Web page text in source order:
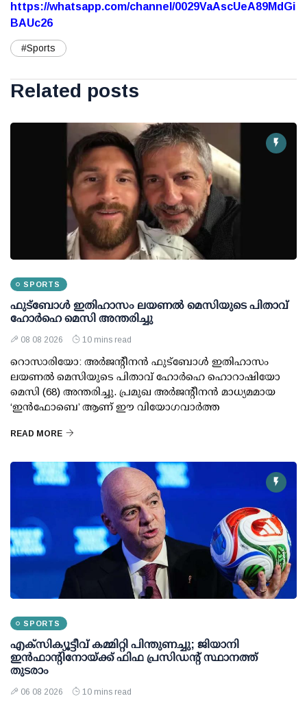
https://whatsapp.com/channel/0029VaAscUeA89MdGi
BAUc26
#Sports
Related posts
SPORTS
ഫുട്ബോൾ ഇതിഹാസം ലയണൽ മെസിയുടെ പിതാവ്
ഹോർഹെ മെസി അന്തരിച്ചു
08 08 2026 10 mins read
റൊസാരിയോ: അർജന്റീനൻ ഫുട്ബോൾ ഇതിഹാസം
ലയണൽ മെസിയുടെ പിതാവ് ഹോർഹെ ഹൊറാഷിയോ
മെസി (68) അന്തരിച്ചു. പ്രമുഖ അർജന്റീനൻ മാധ്യമമായ
‘ഇൻഫോബെ’ ആണ് ഈ വിയോഗവാർത്ത
READ MORE
SPORTS
എക്സിക്യൂട്ടീവ് കമ്മിറ്റി പിന്തുണച്ചു; ജിയാനി
ഇന്‍ഫാന്റിനോയ്ക്ക് ഫിഫ പ്രസിഡന്റ് സ്ഥാനത്ത്
തുടരാം
06 08 2026 10 mins read